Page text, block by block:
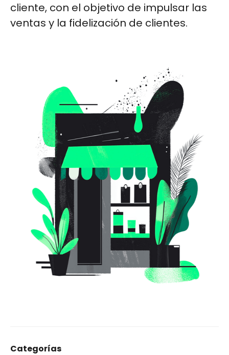
cliente, con el objetivo de impulsar las
ventas y la fidelización de clientes.
Categorías